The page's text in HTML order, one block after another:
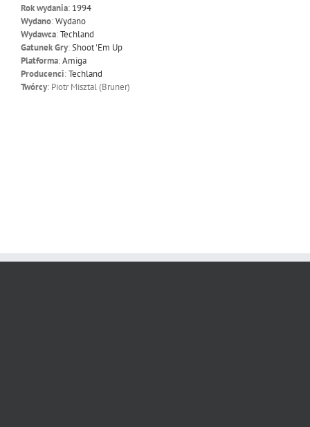
Rok wydania: 1994
Wydano:Wydano
Wydawca:Techland
Gatunek Gry:Shoot 'Em Up
Platforma:Amiga
Producenci:Techland
Twórcy: Piotr Misztal (Bruner)